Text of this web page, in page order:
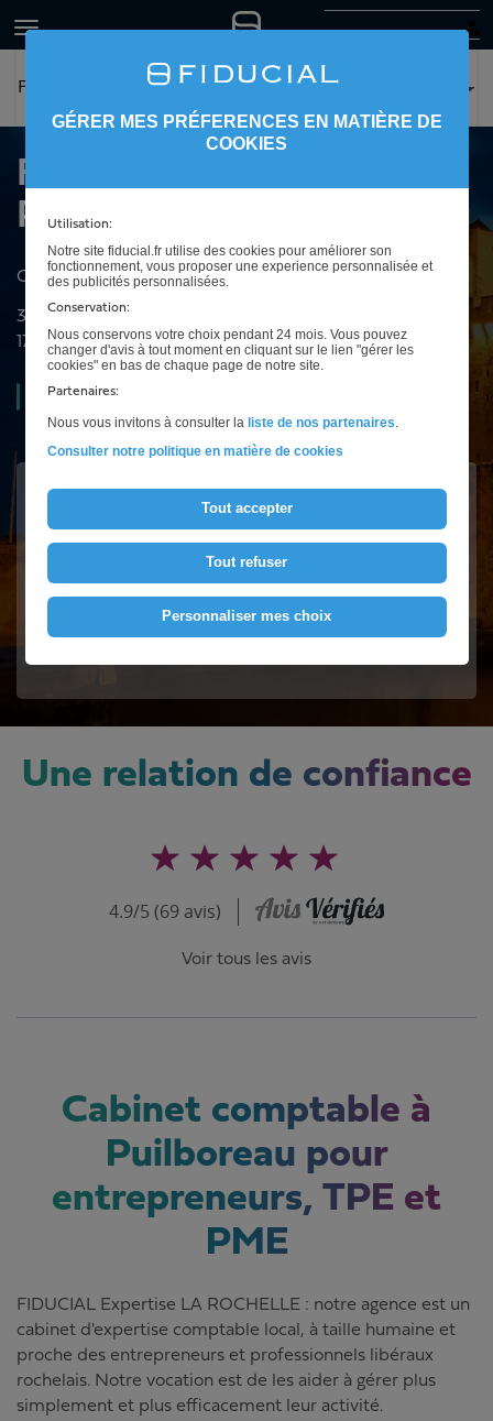
FIDUCIAL Expertise La Rochelle
FIDUCIAL Expertise La
Rochelle
Cabinet d'expertise comptable à Puilboreau
30 rue du 18 Juin
17138 Puilboreau
Fermé aujourd'hui
Intéressé(e) ?
Contactez-nous
Une relation de confiance
4.9/5 (69 avis)
Voir tous les avis
Cabinet comptable à
Puilboreau pour
entrepreneurs, TPE et
PME
FIDUCIAL Expertise LA ROCHELLE : notre agence est un
cabinet d'expertise comptable local, à taille humaine et
proche des entrepreneurs et professionnels libéraux
rochelais. Notre vocation est de les aider à gérer plus
simplement et plus efficacement leur activité.
GÉRER MES PRÉFERENCES EN MATIÈRE DE
COOKIES
Utilisation:
Notre site fiducial.fr utilise des cookies pour améliorer son
fonctionnement, vous proposer une experience personnalisée et
des publicités personnalisées.
Conservation:
Nous conservons votre choix pendant 24 mois. Vous pouvez
changer d'avis à tout moment en cliquant sur le lien "gérer les
cookies" en bas de chaque page de notre site.
Partenaires:
Nous vous invitons à consulter la liste de nos partenaires.
Consulter notre politique en matière de cookies
Tout accepter
Tout refuser
Personnaliser mes choix